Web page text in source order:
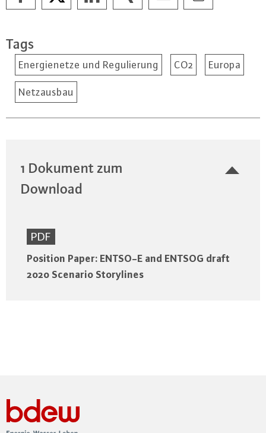
Tags
Energienetze und Regulierung CO2 Europa
Netzausbau
1 Dokument zum
Download
PDF
Position Paper: ENTSO-E and ENTSOG draft
2020 Scenario Storylines